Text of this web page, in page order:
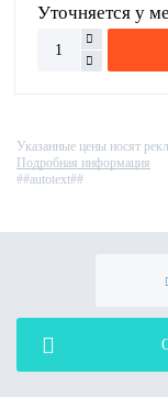
Уточняется у
Указанные цены носят
Подробная информация
##autotext##